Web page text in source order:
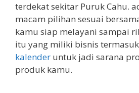
terdekat sekitar Puruk Cahu.
macam pilihan sesuai
kamu siap melayani sampai
itu yang miliki bisnis
kalender untuk jadi sarana
produk kamu.